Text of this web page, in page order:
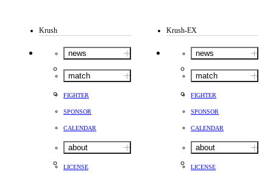
Krush
news
match
FIGHTER
SPONSOR
CALENDAR
about
LICENSE
Krush-EX
news
match
FIGHTER
SPONSOR
CALENDAR
about
LICENSE